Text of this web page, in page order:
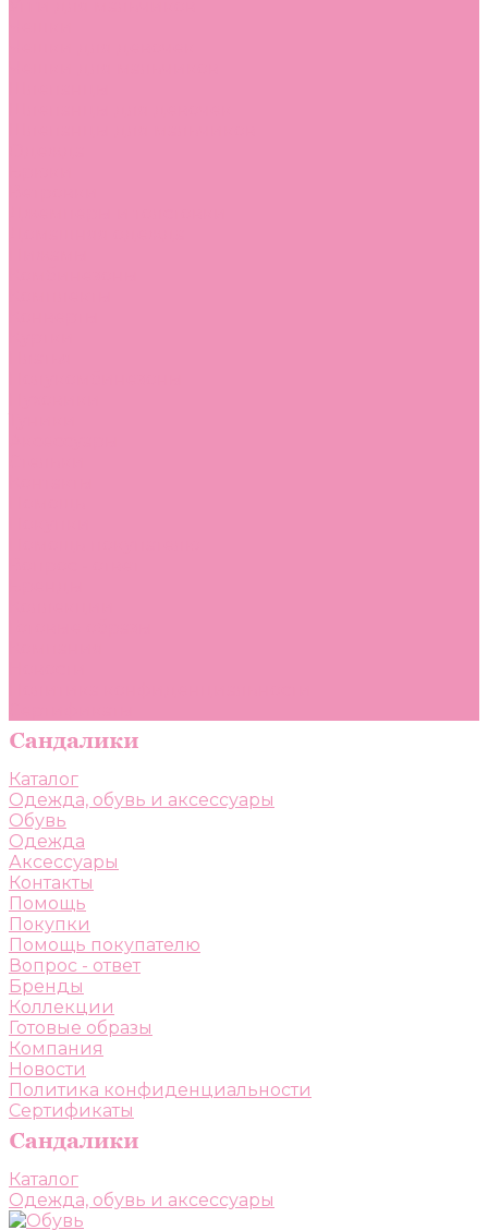
Каталог
Одежда, обувь и аксессуары
Обувь
Одежда
Аксессуары
Контакты
Помощь
Покупки
Помощь покупателю
Вопрос - ответ
Бренды
Коллекции
Готовые образы
Компания
Новости
Политика конфиденциальности
Сертификаты
Каталог
Одежда, обувь и аксессуары